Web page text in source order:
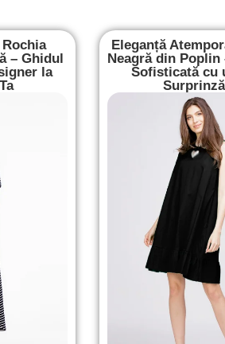
– Ghidul
la
Eleganță
Neagră din
Sofisticată cu